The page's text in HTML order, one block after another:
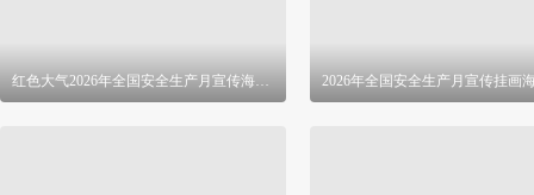
红色大气2026年全国安全生产月宣传海报 PSD